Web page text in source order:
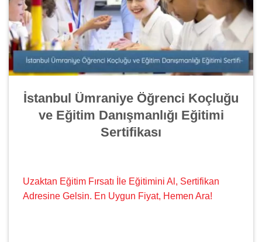
İstanbul Ümraniye Öğrenci Koçluğu
ve Eğitim Danışmanlığı Eğitimi
Sertifikası
Uzaktan Eğitim Fırsatı İle Eğitimini Al, Sertifikan
Adresine Gelsin. En Uygun Fiyat, Hemen Ara!